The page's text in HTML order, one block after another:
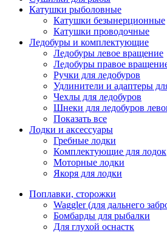
Катушки рыболовные
Катушки безынерционные
Катушки проводочные
Ледобуры и комплектующие
Ледобуры левое вращение
Ледобуры правое
Ручки для ледобуров
Удлинители и адаптеры
Чехлы для ледобуров
Шнеки для ледобуров
Показать все
Лодки и аксессуары
Гребные лодки
Комплектующие для лодок
Моторные лодки
Якоря для лодки
Поплавки, сторожки
Waggler (для дальнего
Бомбарды для рыбалки
Для глухой оснастк